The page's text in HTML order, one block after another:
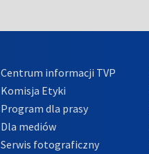
Centrum informacji TVP
Komisja Etyki
Program dla prasy
Dla mediów
Serwis fotograficzny